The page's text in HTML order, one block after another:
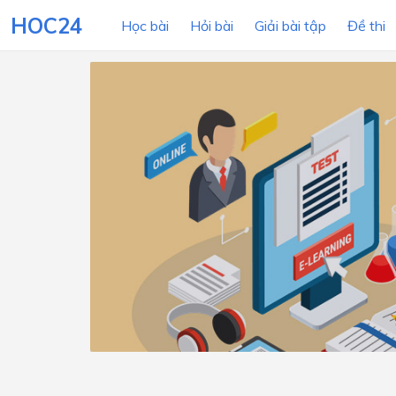
HOC24 Học bài Hỏi bài Giải bài tập Đề thi
LỚP HỌC
Lớp 12
Lớp 8
Lớp 7